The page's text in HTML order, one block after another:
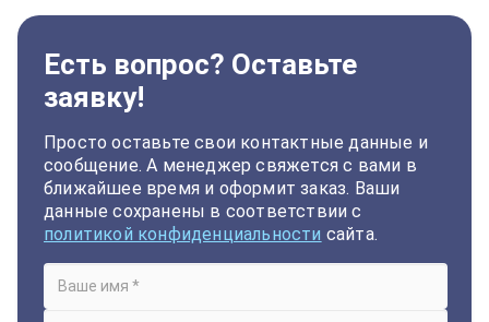
Есть вопрос? Оставьте
заявку!
Просто оставьте свои контактные данные и
сообщение. А менеджер свяжется с вами в
ближайшее время и оформит заказ. Ваши
данные сохранены в соответствии с
политикой конфиденциальности сайта.